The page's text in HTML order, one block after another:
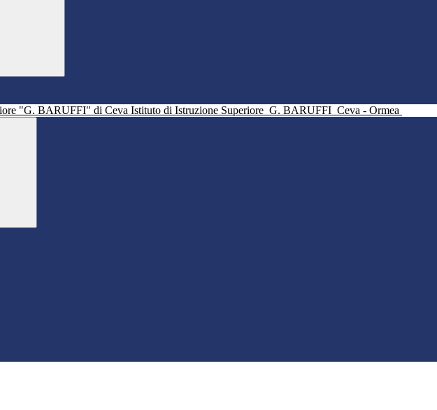
Istituto di Istruzione Superiore G. BARUFFI Ceva - Ormea